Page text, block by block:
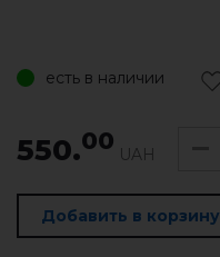
есть в наличии
550.00 UAH
Добавить в корзину